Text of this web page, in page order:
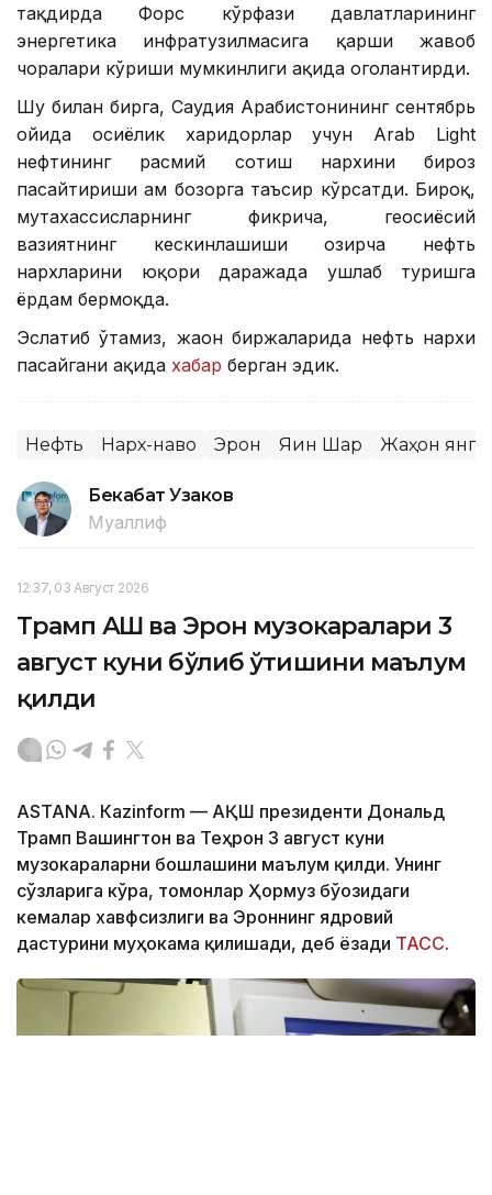
тақдирда Форс кўрфази давлатларининг
энергетика инфратузилмасига қарши жавоб
чоралари кўриши мумкинлиги ҳақида огоҳлантирди.
Шу билан бирга, Саудия Арабистонининг сентябрь
ойида осиёлик харидорлар учун Arab Light
нефтининг расмий сотиш нархини бироз
пасайтириши ҳам бозорга таъсир кўрсатди. Бироқ,
мутахассисларнинг фикрича, геосиёсий
вазиятнинг кескинлашиши ҳозирча нефть
нархларини юқори даражада ушлаб туришга
ёрдам бермоқда.
Эслатиб ўтамиз, жаҳон биржаларида нефть нархи
пасайгани ҳақида хабар берган эдик.
Нефть Нарх-наво Эрон Яқин Шарқ Жаҳон
Бекабат Узаков
Муаллиф
12:37, 03 Август 2026
Трамп АҚШ ва Эрон музокаралари 3
август куни бўлиб ўтишини маълум
қилди
ASTANА. Кazinform — АҚШ президенти Дональд
Трамп Вашингтон ва Теҳрон 3 август куни
музокараларни бошлашини маълум қилди. Унинг
сўзларига кўра, томонлар Ҳормуз бўғозидаги
кемалар хавфсизлиги ва Эроннинг ядровий
дастурини муҳокама қилишади, деб ёзади ТАСС.